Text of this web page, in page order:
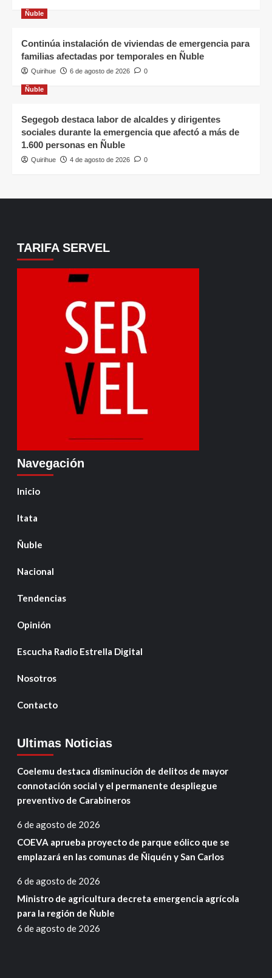
Ñuble
Continúa instalación de viviendas de emergencia para
familias afectadas por temporales en Ñuble
Quirihue 6 de agosto de 2026 0
Ñuble
Segegob destaca labor de alcaldes y dirigentes
sociales durante la emergencia que afectó a más de
1.600 personas en Ñuble
Quirihue 4 de agosto de 2026 0
TARIFA SERVEL
Navegación
Inicio
Itata
Ñuble
Nacional
Tendencias
Opinión
Escucha Radio Estrella Digital
Nosotros
Contacto
Ultimas Noticias
Coelemu destaca disminución de delitos de mayor
connotación social y el permanente despliegue
preventivo de Carabineros
6 de agosto de 2026
COEVA aprueba proyecto de parque eólico que se
emplazará en las comunas de Ñiquén y San Carlos
6 de agosto de 2026
Ministro de agricultura decreta emergencia agrícola
para la región de Ñuble
6 de agosto de 2026